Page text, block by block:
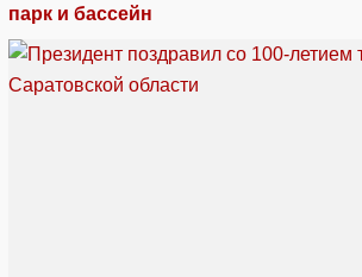
парк и бассейн